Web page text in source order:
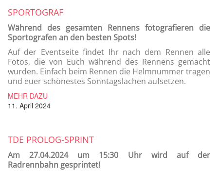
SPORTOGRAF
Während des gesamten Rennens fotografieren die
Sportografen an den besten Spots!
Auf der Eventseite findet Ihr nach dem Rennen alle
Fotos, die von Euch während des Rennens gemacht
wurden. Einfach beim Rennen die Helmnummer tragen
und euer schönestes Sonntagslachen aufsetzen.
MEHR DAZU
11. April 2024
TDE PROLOG-SPRINT
Am 27.04.2024 um 15:30 Uhr wird auf der
Radrennbahn gesprintet!